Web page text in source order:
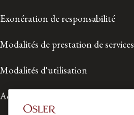
Exonération de responsabilité
Modalités de prestation de services
Modalités d'utilisation
Accessibilité